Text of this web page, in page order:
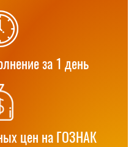
за 1 день
цен на ГОЗНАК